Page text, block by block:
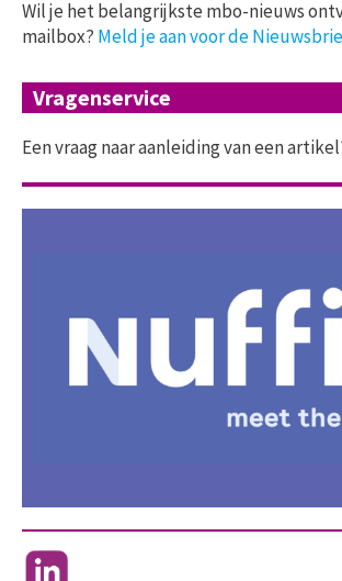
Wil je het belangrijkste mbo-nieuws
mailbox? Meld je aan voor de
Vragenservice
Een vraag naar aanleiding van een